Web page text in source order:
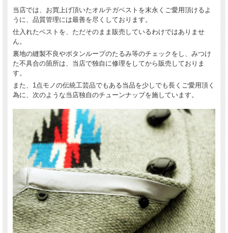
当店では、お買上げ頂いたオルテガベストを末永くご愛用頂けるよ
うに、品質管理には最善を尽くしております。
仕入れたベストを、ただそのまま販売しているわけではありませ
ん。
裏地の縫製不良やボタンループのたるみ等のチェックをし、みつけ
た不具合の箇所は、当店で独自に修理をしてから販売しておりま
す。
また、1点モノの伝統工芸品でもある当品を少しでも長くご愛用頂く
為に、次のような当店独自のチューンナップを施しています。